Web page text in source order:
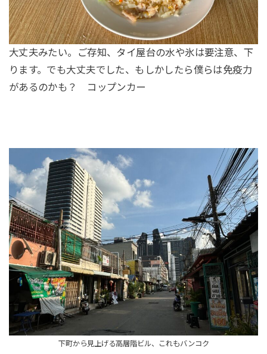
大丈夫みたい。ご存知、タイ屋台の水や氷は要注意、下
ります。でも大丈夫でした、もしかしたら僕らは免疫力
があるのかも？ コップンカー
下町から見上げる高層階ビル、これもバンコク